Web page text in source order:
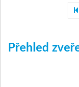
Přehled